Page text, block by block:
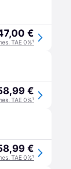
€
TAE 0%¹
€
TAE 0%¹
€
TAE 0%¹